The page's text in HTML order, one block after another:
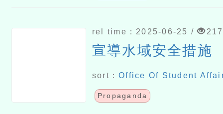
rel time：2025-06-25 / 217
宣導水域安全措施
sort：Office Of Student
Propaganda